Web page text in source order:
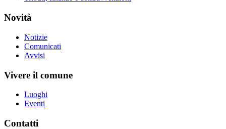
Novità
Notizie
Comunicati
Avvisi
Vivere il comune
Luoghi
Eventi
Contatti